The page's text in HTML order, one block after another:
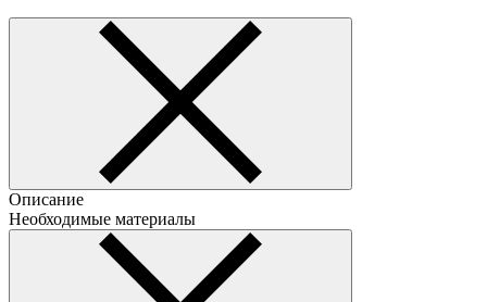
Описание
Необходимые материалы